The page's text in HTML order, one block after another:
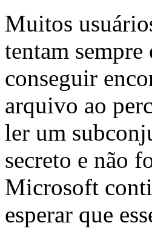
Muitos
tentam
conseguir
arquivo ao
ler um
secreto e não
Microsoft
esperar que